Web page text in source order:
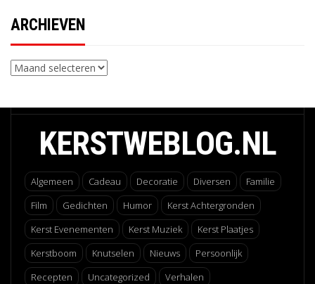
ARCHIEVEN
Archieven
KERSTWEBLOG.NL
Algemeen Cadeau Decoratie Diversen
Familie
Film
Gedichten Humor
Kerst Achtergronden
Kerst Evenementen
Kerst Muziek
Kerst Plaatjes
Kerstboom
Knutselen Nieuws
Persoonlijk
Recepten
Uncategorized Verhalen